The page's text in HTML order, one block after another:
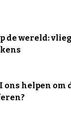
de wereld:
ons helpen om